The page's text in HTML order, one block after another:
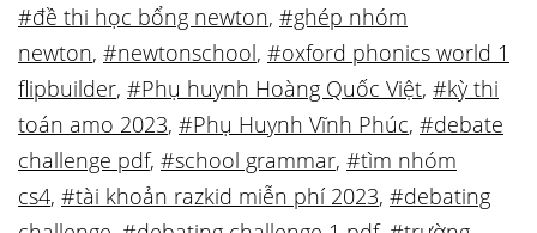
#đề thi học bổng newton, #ghép nhóm
newton, #newtonschool, #oxford phonics world 1
flipbuilder, #Phụ huynh Hoàng Quốc Việt, #kỳ thi
toán amo 2023, #Phụ Huynh Vĩnh Phúc, #debate
challenge pdf, #school grammar, #tìm nhóm
cs4, #tài khoản razkid miễn phí 2023, #debating